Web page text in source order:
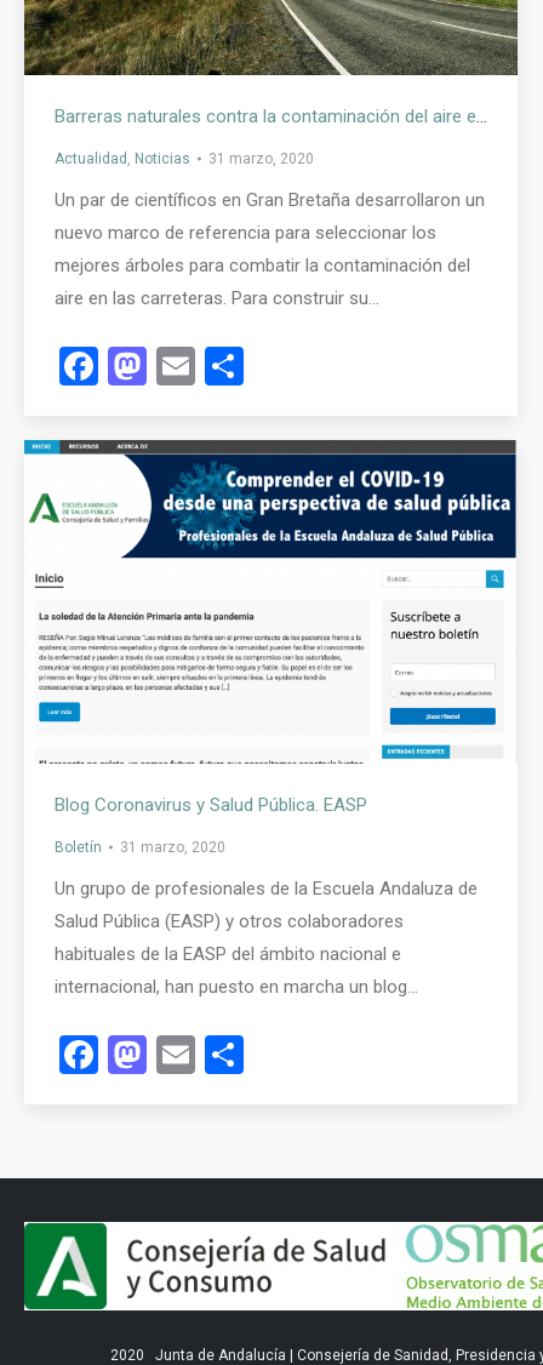
Barreras naturales contra la contaminación del aire en carreteras
Actualidad , Noticias 31 marzo, 2020
Un par de científicos en Gran Bretaña desarrollaron un
nuevo marco de referencia para seleccionar los
mejores árboles para combatir la contaminación del
aire en las carreteras. Para construir su…
Facebook
Mastodon
Email
Blog Coronavirus y Salud Pública. EASP
Boletín 31 marzo, 2020
Un grupo de profesionales de la Escuela Andaluza de
Salud Pública (EASP) y otros colaboradores
habituales de la EASP del ámbito nacional e
internacional, han puesto en marcha un blog…
Facebook
Mastodon
Email
2020 Junta de Andalucía | Consejería de Sanidad, Presidencia